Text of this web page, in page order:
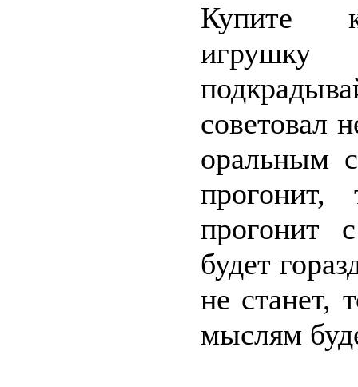
Купите
советовал
оральным
прогонит
будет
не станет,
мыслям